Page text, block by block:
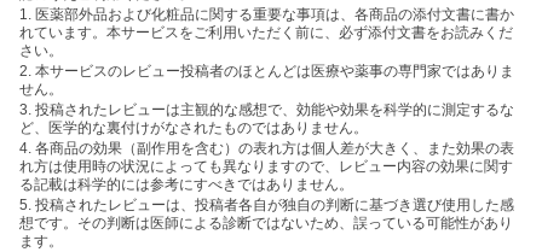
1. 医薬部外品および化粧品に関する重要な事項は、各商品の添付文書に書か
れています。本サービスをご利用いただく前に、必ず添付文書をお読みくだ
さい。
2. 本サービスのレビュー投稿者のほとんどは医療や薬事の専門家ではありま
せん。
3. 投稿されたレビューは主観的な感想で、効能や効果を科学的に測定するな
ど、医学的な裏付けがなされたものではありません。
4. 各商品の効果（副作用を含む）の表れ方は個人差が大きく、また効果の表
れ方は使用時の状況によっても異なりますので、レビュー内容の効果に関す
る記載は科学的には参考にすべきではありません。
5. 投稿されたレビューは、投稿者各自が独自の判断に基づき選び使用した感
想です。その判断は医師による診断ではないため、誤っている可能性があり
ます。